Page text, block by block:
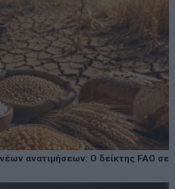
ανατιμήσεων: Ο δείκτης FAO σε